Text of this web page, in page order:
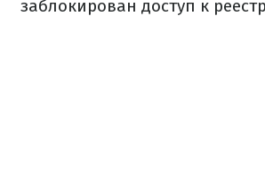
заблокирован доступ к